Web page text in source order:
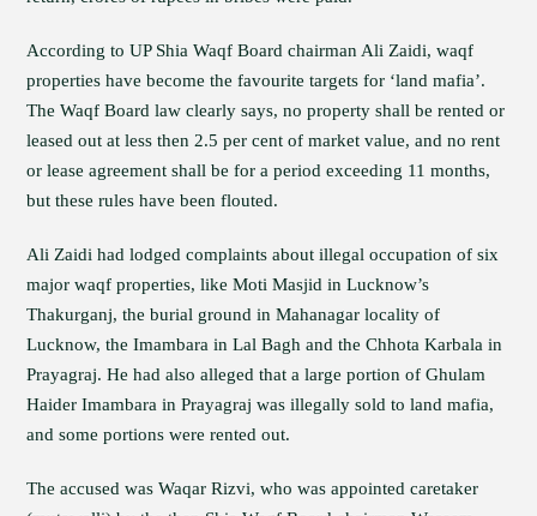
According to UP Shia Waqf Board chairman Ali Zaidi, waqf
properties have become the favourite targets for ‘land mafia’.
The Waqf Board law clearly says, no property shall be rented or
leased out at less then 2.5 per cent of market value, and no rent
or lease agreement shall be for a period exceeding 11 months,
but these rules have been flouted.
Ali Zaidi had lodged complaints about illegal occupation of six
major waqf properties, like Moti Masjid in Lucknow’s
Thakurganj, the burial ground in Mahanagar locality of
Lucknow, the Imambara in Lal Bagh and the Chhota Karbala in
Prayagraj. He had also alleged that a large portion of Ghulam
Haider Imambara in Prayagraj was illegally sold to land mafia,
and some portions were rented out.
The accused was Waqar Rizvi, who was appointed caretaker